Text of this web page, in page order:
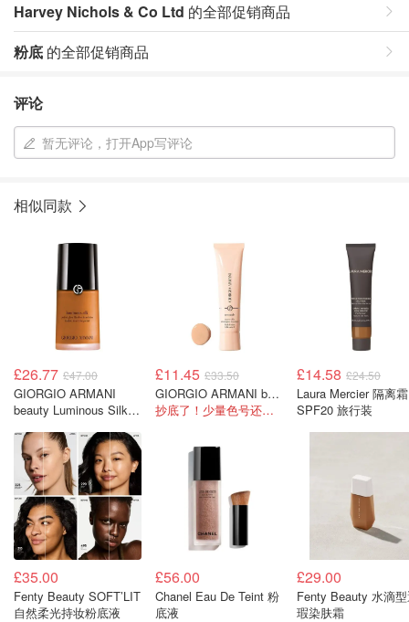
Harvey Nichols & Co Ltd 的全部促销商品
粉底 的全部促销商品
评论
暂无评论，打开App写评论
相似同款
£26.77 £47.00
GIORGIO ARMANI
beauty Luminous Silk
£11.45 £33.50
GIORGIO ARMANI beauty Neo Nude Glow 粉底液
抄底了！少量色号还有货！
£14.58 £24.50
Laura Mercier 隔离霜
SPF20 旅行装
£35.00
Fenty Beauty SOFT’LIT
自然柔光持妆粉底液
£56.00
Chanel Eau De Teint 粉
底液
£29.00
Fenty Beauty 水滴
瑕染肤霜